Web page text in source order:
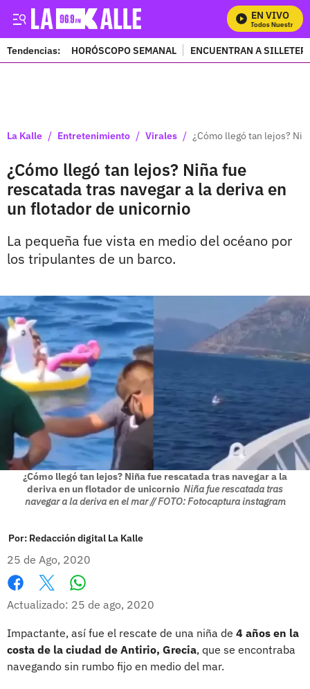
EN VIVO
Mira Todos Nuestros
Tendencias: HORÓSCOPO SEMANAL ENCUENTRAN A
La Kalle / Entretenimiento / Virales / ¿Cómo llegó tan lejos?
¿Cómo llegó tan lejos? Niña fue
rescatada tras navegar a la deriva en
un flotador de unicornio
La pequeña fue vista en medio del océano por
los tripulantes de un barco.
¿Cómo llegó tan lejos? Niña fue rescatada tras navegar a la
deriva en un flotador de unicornio Niña fue rescatada tras
navegar a la deriva en el mar // FOTO: Fotocaptura instagram
Por: Redacción digital La Kalle
25 de Ago, 2020
Facebook
X
Actualizado: 25 de ago, 2020
Impactante, así fue el rescate de una niña de 4 años en la
costa de la ciudad de Antirio, Grecia, que se encontraba
navegando sin rumbo fijo en medio del mar.